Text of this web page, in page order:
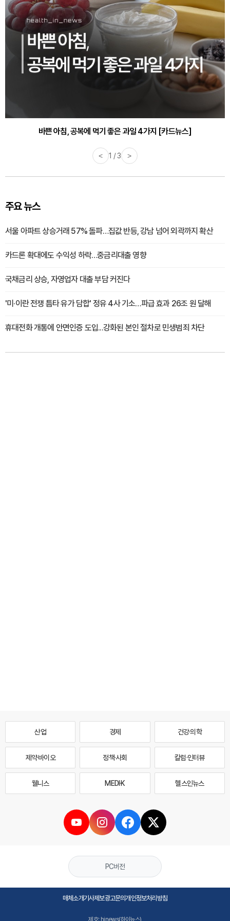
바쁜 아침, 공복에 먹기 좋은 과일 4가지 [카드뉴스]
< 1 / 3 >
주요 뉴스
서울 아파트 상승거래 57% 돌파…집값 반등, 강남 넘어 외곽까지 확산
카드론 확대에도 수익성 하락…중금리대출 영향
국채금리 상승, 자영업자 대출 부담 커진다
'미·이란 전쟁 틈타 유가 담합' 정유 4사 기소…파급 효과 26조 원 달해
휴대전화 개통에 안면인증 도입...강화된 본인 절차로 민생범죄 차단
산업 경제 건강·의학
제약·바이오 정책·사회 칼럼·인터뷰
웰니스 MEDI·K 헬스인뉴스
PC버전
매체소개기사제보광고문의개인정보처리방침
제호: hinews(하이뉴스)